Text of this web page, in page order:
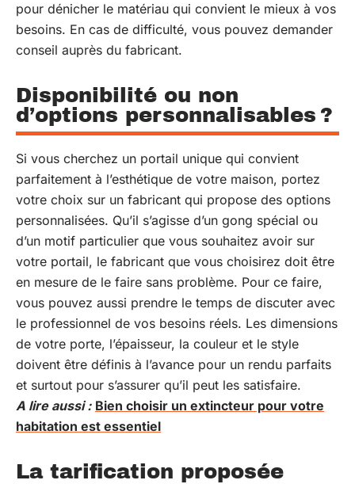
pour dénicher le matériau qui convient le mieux à vos
besoins. En cas de difficulté, vous pouvez demander
conseil auprès du fabricant.
Disponibilité ou non
d’options personnalisables ?
Si vous cherchez un portail unique qui convient
parfaitement à l’esthétique de votre maison, portez
votre choix sur un fabricant qui propose des options
personnalisées. Qu’il s’agisse d’un gong spécial ou
d’un motif particulier que vous souhaitez avoir sur
votre portail, le fabricant que vous choisirez doit être
en mesure de le faire sans problème. Pour ce faire,
vous pouvez aussi prendre le temps de discuter avec
le professionnel de vos besoins réels. Les dimensions
de votre porte, l’épaisseur, la couleur et le style
doivent être définis à l’avance pour un rendu parfaits
et surtout pour s’assurer qu’il peut les satisfaire.
A lire aussi : Bien choisir un extincteur pour votre
habitation est essentiel
La tarification proposée